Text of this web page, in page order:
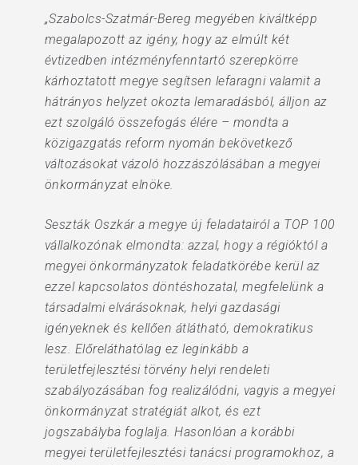
„Szabolcs-Szatmár-Bereg megyében kiváltképp
megalapozott az igény, hogy az elmúlt két
évtizedben intézményfenntartó szerepkörre
kárhoztatott megye segítsen lefaragni valamit a
hátrányos helyzet okozta lemaradásból, álljon az
ezt szolgáló összefogás élére – mondta a
közigazgatás reform nyomán bekövetkező
változásokat vázoló hozzászólásában a megyei
önkormányzat elnöke.
Seszták Oszkár a megye új feladatairól a TOP 100
vállalkozónak elmondta: azzal, hogy a régióktól a
megyei önkormányzatok feladatkörébe kerül az
ezzel kapcsolatos döntéshozatal, megfelelünk a
társadalmi elvárásoknak, helyi gazdasági
igényeknek és kellően átlátható, demokratikus
lesz. Előreláthatólag ez leginkább a
területfejlesztési törvény helyi rendeleti
szabályozásában fog realizálódni, vagyis a megyei
önkormányzat stratégiát alkot, és ezt
jogszabályba foglalja. Hasonlóan a korábbi
megyei területfejlesztési tanácsi programokhoz, a